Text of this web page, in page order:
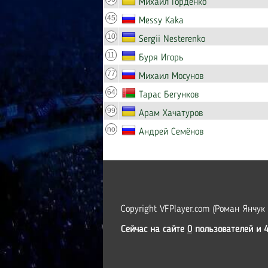
Михаил Горденко
45 Messy Kaka
10 Sergii Nesterenko
11 Буря Игорь
77 Михаил Мосунов
64 Тарас Бегунков
99 Арам Хачатуров
no Андрей Семёнов
Copyright VFPlayer.com (Роман
Сейчас на сайте 0 пользователей и